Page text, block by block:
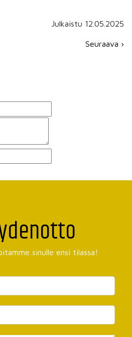
Julkaistu 12.05.2025
Seuraava ›
sinulle ensi tilassa!